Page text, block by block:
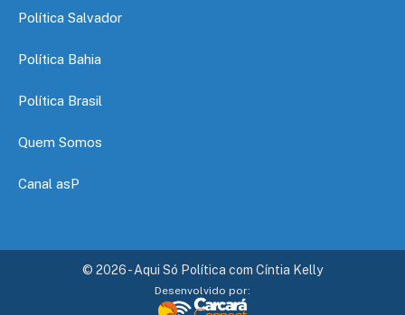
Política Salvador
Política Bahia
Política Brasil
Quem Somos
Canal asP
© 2026 - Aqui Só Política com Cíntia Kelly
Desenvolvido por: